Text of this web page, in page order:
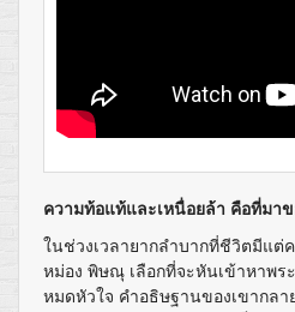
ความท้อแท้และเหนื่อยล้า คือที่มา
ในช่วงเวลายากลำบากที่ชีวิตมีแ
หม่อง พิษณุ เลือกที่จะหันเข้าหาพร
หมดหัวใจ คำอธิษฐานของเขากลา